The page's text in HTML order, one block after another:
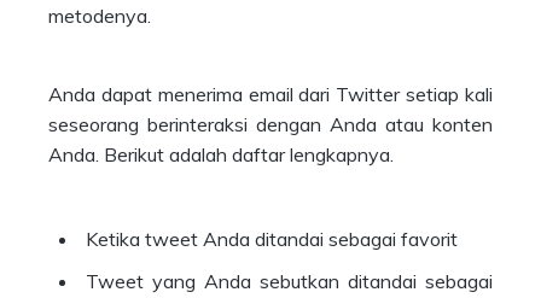
metodenya.
Anda dapat menerima email dari Twitter setiap kali
seseorang berinteraksi dengan Anda atau konten
Anda. Berikut adalah daftar lengkapnya.
Ketika tweet Anda ditandai sebagai favorit
Tweet yang Anda sebutkan ditandai sebagai